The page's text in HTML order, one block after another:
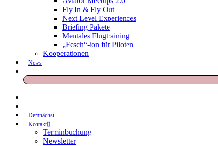
Fly In & Fly Out
Next Level Experiences
Briefing Pakete
Mentales Flugtraining
„Fesch“-ion für Piloten
Kooperationen
News
Demnächst…
Kontakt
Terminbuchung
Newsletter